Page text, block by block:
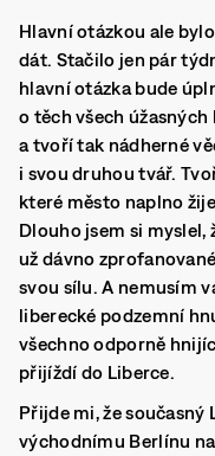
Hlavní otázkou ale
dát. Stačilo jen pár
hlavní otázka bude
o těch všech
a tvoří tak nádherné
i svou druhou tvář.
které město naplno
Dlouho jsem si
už dávno
svou sílu. A nemusím
liberecké podzemní
všechno odporně
přijíždí do Liberce.
Přijde mi, že současný
východnímu Berlínu